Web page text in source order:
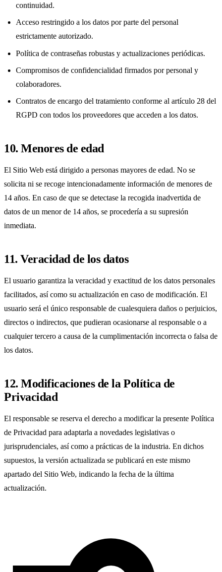
continuidad.
Acceso restringido a los datos por parte del personal
estrictamente autorizado.
Política de contraseñas robustas y actualizaciones periódicas.
Compromisos de confidencialidad firmados por personal y
colaboradores.
Contratos de encargo del tratamiento conforme al artículo 28 del
RGPD con todos los proveedores que acceden a los datos.
10. Menores de edad
El Sitio Web está dirigido a personas mayores de edad. No se
solicita ni se recoge intencionadamente información de menores de
14 años. En caso de que se detectase la recogida inadvertida de
datos de un menor de 14 años, se procedería a su supresión
inmediata.
11. Veracidad de los datos
El usuario garantiza la veracidad y exactitud de los datos personales
facilitados, así como su actualización en caso de modificación. El
usuario será el único responsable de cualesquiera daños o perjuicios,
directos o indirectos, que pudieran ocasionarse al responsable o a
cualquier tercero a causa de la cumplimentación incorrecta o falsa de
los datos.
12. Modificaciones de la Política de
Privacidad
El responsable se reserva el derecho a modificar la presente Política
de Privacidad para adaptarla a novedades legislativas o
jurisprudenciales, así como a prácticas de la industria. En dichos
supuestos, la versión actualizada se publicará en este mismo
apartado del Sitio Web, indicando la fecha de la última
actualización.